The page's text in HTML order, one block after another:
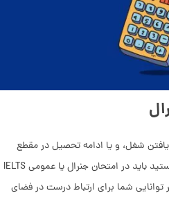
شغل، و یا ادامه تحصیل در مقطع
دبیرستان در کشوری انگلیسی زبان هستید باید در امتحان جنرال یا عمومی IELTS
شما برای ارتباط درست در فضای